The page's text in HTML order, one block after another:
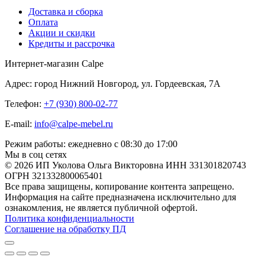
Доставка и сборка
Оплата
Акции и скидки
Кредиты и рассрочка
Интернет-магазин Calpe
Адрес: город Нижний Новгород, ул. Гордеевская, 7А
Телефон: +7 (930) 800-02-77
E-mail: info@calpe-mebel.ru
Режим работы: ежедневно с 08:30 до 17:00
Мы в соц сетях
© 2026 ИП Уколова Ольга Викторовна ИНН 331301820743
ОГРН 321332800065401
Все права защищены, копирование контента запрещено.
Информация на сайте предназначена исключительно для
ознакомления, не является публичной офертой.
Политика конфиденциальности
Соглашение на обработку ПД